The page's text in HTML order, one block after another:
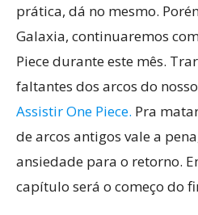
prática, dá no mesmo.
Galaxia, continuaremos
Piece durante este mês.
faltantes dos arcos do nosso
Assistir One Piece. Pra
de arcos antigos vale a
ansiedade para o retorno.
capítulo será o começo do